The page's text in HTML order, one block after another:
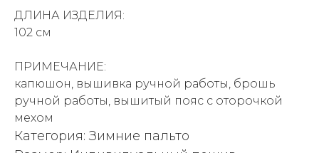
ДЛИНА ИЗДЕЛИЯ:
102 см
ПРИМЕЧАНИЕ:
капюшон, вышивка ручной работы, брошь
ручной работы, вышитый пояс с оторочкой
мехом
Категория: Зимние пальто